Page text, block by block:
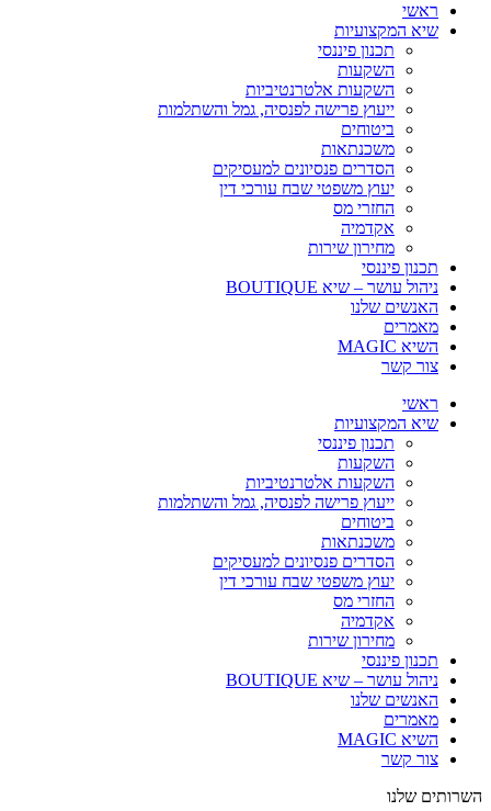
ראשי
שיא המקצועיות
תכנון פיננסי
השקעות
השקעות אלטרנטיביות
ייעוץ פרישה לפנסיה, גמל והשתלמות
ביטוחים
משכנתאות
הסדרים פנסיונים למעסיקים
יעוץ משפטי שבח עורכי דין
החזרי מס
אקדמיה
מחירון שירות
תכנון פיננסי
ניהול עושר – שיא BOUTIQUE
האנשים שלנו
מאמרים
השיא MAGIC
צור קשר
ראשי
שיא המקצועיות
תכנון פיננסי
השקעות
השקעות אלטרנטיביות
ייעוץ פרישה לפנסיה, גמל והשתלמות
ביטוחים
משכנתאות
הסדרים פנסיונים למעסיקים
יעוץ משפטי שבח עורכי דין
החזרי מס
אקדמיה
מחירון שירות
תכנון פיננסי
ניהול עושר – שיא BOUTIQUE
האנשים שלנו
מאמרים
השיא MAGIC
צור קשר
השרותים שלנו